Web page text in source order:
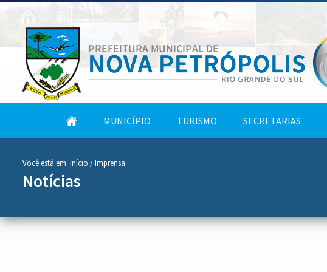
Tela
MUNICÍPIO TURISMO SECRETARIAS
Você está em: Início / Imprensa
Notícias